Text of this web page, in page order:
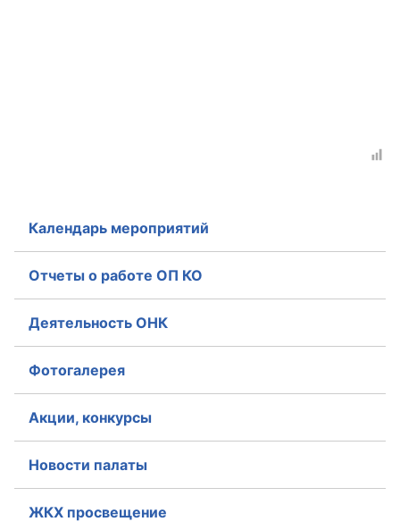
Календарь мероприятий
Отчеты о работе ОП КО
Деятельность ОНК
Фотогалерея
Акции, конкурсы
Новости палаты
ЖКХ просвещение